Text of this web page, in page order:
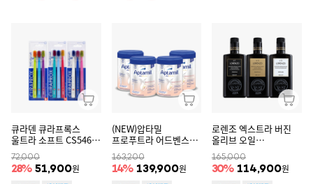
큐라덴 큐라프록스
울트라 소프트 CS5460
칫솔 3개입X3
72,000
28% 51,900원
(NEW)압타밀
프로푸트라 어드벤스
1단계 800gX 4통
163,200
14% 139,900원
로렌조 엑스트라 버진
올리브 오일
No.1,No.3,No.5
165,000
30% 114,900원